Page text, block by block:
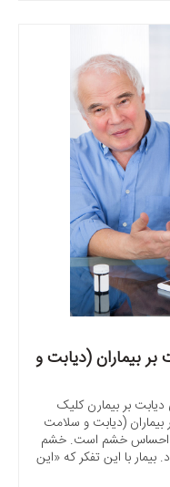
بیماران (دیابت و
بر بیمارن کلیک
(دیابت و سلامت
احساس خشم است. خشم
با این تفکر که «این